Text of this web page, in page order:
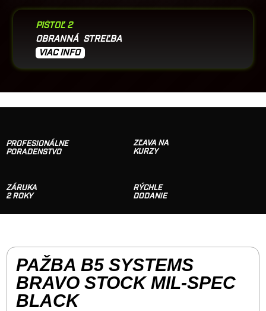
PIŠTOĽ 2
OBRANNÁ STREĽBA
VIAC INFO
PROFESIONÁLNE
PORADENSTVO
ZĽAVA NA
KURZY
ZÁRUKA
2 ROKY
RÝCHLE
DODANIE
PAŽBA B5 SYSTEMS
BRAVO STOCK MIL-SPEC
BLACK